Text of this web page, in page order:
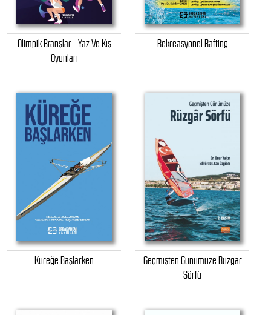
Olimpik Branşlar - Yaz Ve Kış
Oyunları
Rekreasyonel Rafting
Küreğe Başlarken
Geçmişten Günümüze Rüzgar
Sörfü